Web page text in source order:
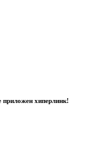
приложен хиперлинк!